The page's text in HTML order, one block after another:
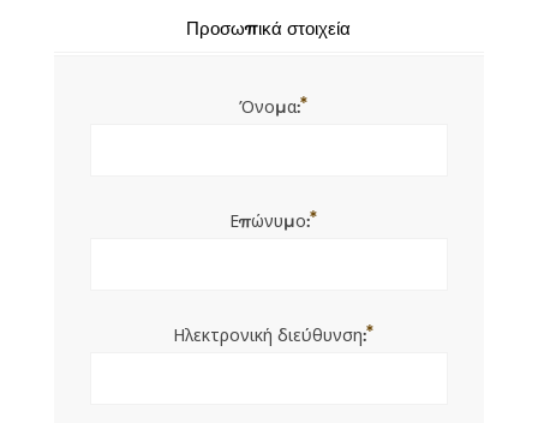
Προσωπικά στοιχεία
Όνομα:*
Επώνυμο:*
Ηλεκτρονική διεύθυνση:*